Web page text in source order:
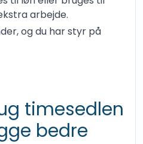
arbejde.
og du har styr på
timesedlen
bedre